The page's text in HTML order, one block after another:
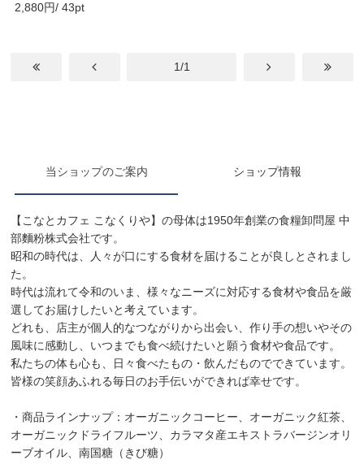
ャの宝物®️とKon..
2,880円/ 43pt
1/1
当ショップのご案内 ショップ情報
【こなとカフェ こなくりや】の母体は1950年創業の食糧卸問屋 中
部麵粉株式会社です。
昭和の時代は、人々が口にする食材を届けることが良しとされまし
た。
時代は流れて令和のいま、様々なニーズに対応する食材や食品を厳
選してお届けしたいと考えています。
どれも、店主が個人的なつながりから出会い、作り手の想いやその
風味に感動し、いつまでも食べ続けたいと願う食材や食品です。
私たちの体も心も、日々食べたもの・飲んだものでできています。
皆様の笑顔あふれる毎日のお手伝いができれば幸せです。
・商品ラインナップ：オーガニックコーヒー、オーガニック紅茶、
オーガニックドライフルーツ、カラマタ産エキストラバージンオリ
ーブオイル、南国糖（きび糖）